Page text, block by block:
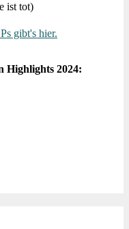
ist tot)
gibt's hier.
Highlights 2024: